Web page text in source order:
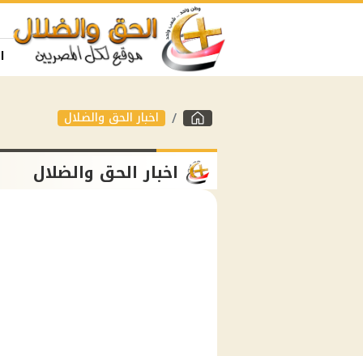
اخبار الحق والضلال
اخبار الحق والضلال